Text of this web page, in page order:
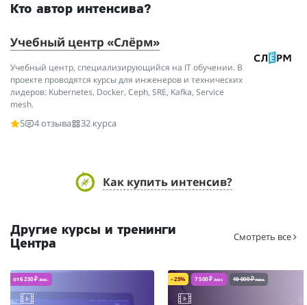
Кто автор интенсива?
Учебный центр «Слёрм»
Учебный центр, специализирующийся на IT обучении. В
проекте проводятся курсы для инженеров и технических
лидеров: Kubernetes, Docker, Ceph, SRE, Kafka, Service
mesh.
5
4 отзыва 32 курса
Как купить интенсив?
Другие курсы и тренинги
Центра
Смотреть все
от 6 250 ₽ /мес. – 25% 7 500 ₽ /мес. 10 000 ₽/мес.